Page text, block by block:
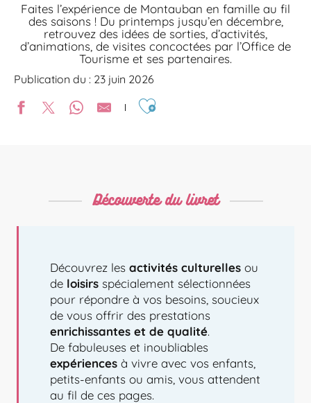
Faites l’expérience de Montauban en famille au fil
des saisons ! Du printemps jusqu’en décembre,
retrouvez des idées de sorties, d’activités,
d’animations, de visites concoctées par l’Office de
Tourisme et ses partenaires.
Publication du : 23 juin 2026
Ajouter aux favoris
Découverte du livret
Découvrez les activités culturelles ou
de loisirs spécialement sélectionnées
pour répondre à vos besoins, soucieux
de vous offrir des prestations
enrichissantes et de qualité.
De fabuleuses et inoubliables
expériences à vivre avec vos enfants,
petits-enfants ou amis, vous attendent
au fil de ces pages.